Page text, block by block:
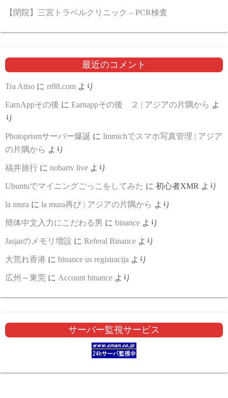
【閉院】三宮トラベルクリニック – PCR検査
最近のコメント
Tra Atiso に rr88.com より
EarnAppその後 に Earnappその後 ２ | アジアの片隅から よ
り
Photoprismサーバー爆誕 に Immichでスマホ写真管理 | アジア
の片隅から より
福井旅行 に nobartv live より
Ubuntuでマイニングごっこをしてみた に 初心者XMR より
la mura に la mura再び | アジアの片隅から より
簡体中文入力にこだわる男 に binance より
Jasjarのメモリ増設 に Referal Binance より
大荒れ香港 に binance us registracija より
広州～東莞 に Account binance より
サーバー監視サービス